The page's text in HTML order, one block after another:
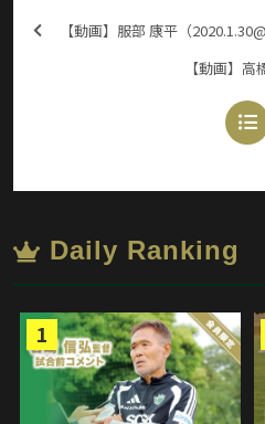
【動画】服部 康平（
【動画】高
Daily Ranking